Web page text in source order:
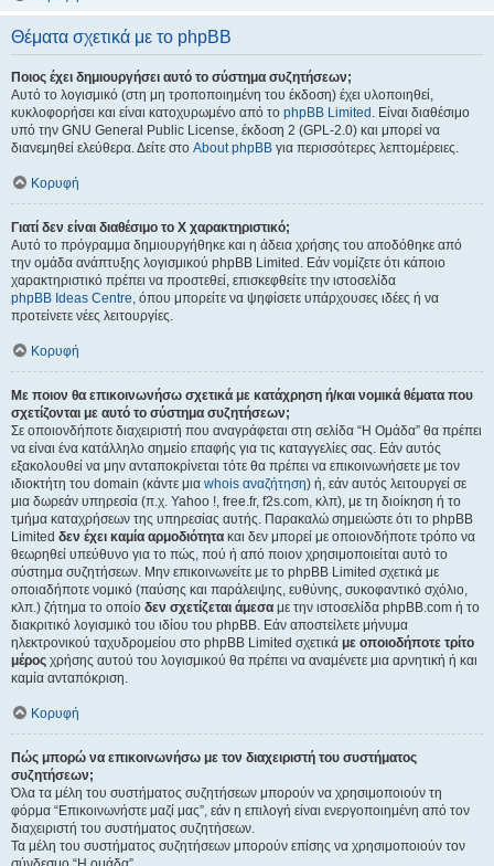
Θέματα σχετικά με το phpBB
Ποιος έχει δημιουργήσει αυτό το σύστημα συζητήσεων;
Αυτό το λογισμικό (στη μη τροποποιημένη του έκδοση) έχει υλοποιηθεί,
κυκλοφορήσει και είναι κατοχυρωμένο από το phpBB Limited . Είναι διαθέσιμο
υπό την GNU General Public License, έκδοση 2 (GPL-2.0) και μπορεί να
διανεμηθεί ελεύθερα. Δείτε στο About phpBB για περισσότερες λεπτομέρειες.
Κορυφή
Γιατί δεν είναι διαθέσιμο το Χ χαρακτηριστικό;
Αυτό το πρόγραμμα δημιουργήθηκε και η άδεια χρήσης του αποδόθηκε από
την ομάδα ανάπτυξης λογισμικού phpBB Limited. Εάν νομίζετε ότι κάποιο
χαρακτηριστικό πρέπει να προστεθεί, επισκεφθείτε την ιστοσελίδα
phpBB Ideas Centre, όπου μπορείτε να ψηφίσετε υπάρχουσες ιδέες ή να
προτείνετε νέες λειτουργίες.
Κορυφή
Με ποιον θα επικοινωνήσω σχετικά με κατάχρηση ή/και νομικά θέματα που
σχετίζονται με αυτό το σύστημα συζητήσεων;
Σε οποιονδήποτε διαχειριστή που αναγράφεται στη σελίδα “Η Ομάδα” θα πρέπει
να είναι ένα κατάλληλο σημείο επαφής για τις καταγγελίες σας. Εάν αυτός
εξακολουθεί να μην ανταποκρίνεται τότε θα πρέπει να επικοινωνήσετε με τον
ιδιοκτήτη του domain (κάντε μια whois αναζήτηση) ή, εάν αυτός λειτουργεί σε
μια δωρεάν υπηρεσία (π.χ. Yahoo !, free.fr, f2s.com, κλπ), με τη διοίκηση ή το
τμήμα καταχρήσεων της υπηρεσίας αυτής. Παρακαλώ σημειώστε ότι το phpBB
Limited δεν έχει καμία αρμοδιότητα και δεν μπορεί με οποιονδήποτε τρόπο να
θεωρηθεί υπεύθυνο για το πώς, πού ή από ποιον χρησιμοποιείται αυτό το
σύστημα συζητήσεων. Μην επικοινωνείτε με το phpBB Limited σχετικά με
οποιαδήποτε νομικό (παύσης και παράλειψης, ευθύνης, συκοφαντικό σχόλιο,
κλπ.) ζήτημα το οποίο δεν σχετίζεται άμεσα με την ιστοσελίδα phpBB.com ή το
διακριτικό λογισμικό του ιδίου του phpBB. Εάν αποστείλετε μήνυμα
ηλεκτρονικού ταχυδρομείου στο phpBB Limited σχετικά με οποιοδήποτε τρίτο
μέρος χρήσης αυτού του λογισμικού θα πρέπει να αναμένετε μια αρνητική ή και
καμία ανταπόκριση.
Κορυφή
Πώς μπορώ να επικοινωνήσω με τον διαχειριστή του συστήματος
συζητήσεων;
Όλα τα μέλη του συστήματος συζητήσεων μπορούν να χρησιμοποιούν τη
φόρμα “Επικοινωνήστε μαζί μας”, εάν η επιλογή είναι ενεργοποιημένη από τον
διαχειριστή του συστήματος συζητήσεων.
Τα μέλη του συστήματος συζητήσεων μπορούν επίσης να χρησιμοποιούν τον